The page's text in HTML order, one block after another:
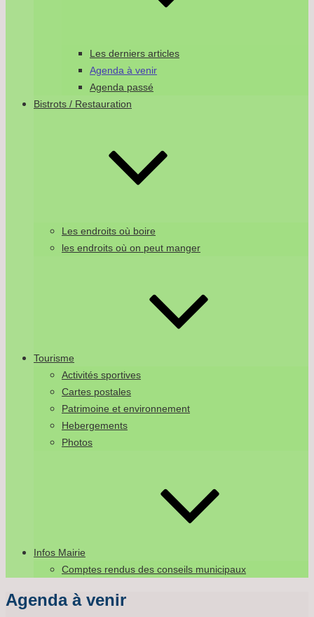
Les derniers articles
Agenda à venir
Agenda passé
Bistrots / Restauration
Les endroits où boire
les endroits où on peut manger
Tourisme
Activités sportives
Cartes postales
Patrimoine et environnement
Hebergements
Photos
Infos Mairie
Comptes rendus des conseils municipaux
Agenda à venir